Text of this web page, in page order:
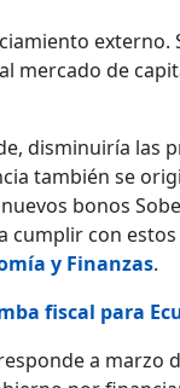
mercado de
disminuiría las
también se
bonos
cumplir con
y Finanzas.
fiscal para
a marzo